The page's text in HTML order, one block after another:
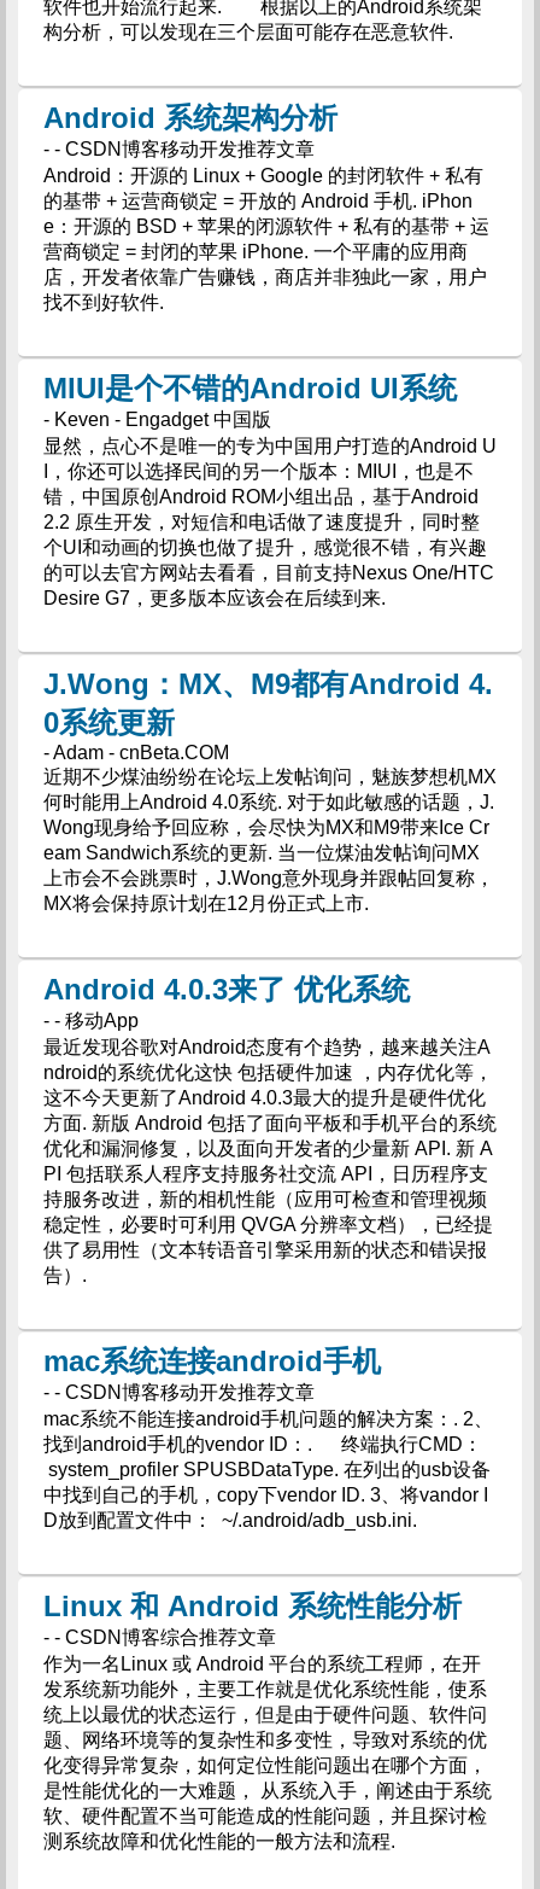
软件也开始流行起来. 根据以上的Android系统架
构分析，可以发现在三个层面可能存在恶意软件.
Android 系统架构分析
- - CSDN博客移动开发推荐文章
Android：开源的 Linux + Google 的封闭软件 + 私有
的基带 + 运营商锁定 = 开放的 Android 手机. iPhon
e：开源的 BSD + 苹果的闭源软件 + 私有的基带 + 运
营商锁定 = 封闭的苹果 iPhone. 一个平庸的应用商
店，开发者依靠广告赚钱，商店并非独此一家，用户
找不到好软件.
MIUI是个不错的Android UI系统
- Keven - Engadget 中国版
显然，点心不是唯一的专为中国用户打造的Android U
I，你还可以选择民间的另一个版本：MIUI，也是不
错，中国原创Android ROM小组出品，基于Android
2.2 原生开发，对短信和电话做了速度提升，同时整
个UI和动画的切换也做了提升，感觉很不错，有兴趣
的可以去官方网站去看看，目前支持Nexus One/HTC
Desire G7，更多版本应该会在后续到来.
J.Wong：MX、M9都有Android 4.
0系统更新
- Adam - cnBeta.COM
近期不少煤油纷纷在论坛上发帖询问，魅族梦想机MX
何时能用上Android 4.0系统. 对于如此敏感的话题，J.
Wong现身给予回应称，会尽快为MX和M9带来Ice Cr
eam Sandwich系统的更新. 当一位煤油发帖询问MX
上市会不会跳票时，J.Wong意外现身并跟帖回复称，
MX将会保持原计划在12月份正式上市.
Android 4.0.3来了 优化系统
- - 移动App
最近发现谷歌对Android态度有个趋势，越来越关注A
ndroid的系统优化这快 包括硬件加速 ，内存优化等，
这不今天更新了Android 4.0.3最大的提升是硬件优化
方面. 新版 Android 包括了面向平板和手机平台的系统
优化和漏洞修复，以及面向开发者的少量新 API. 新 A
PI 包括联系人程序支持服务社交流 API，日历程序支
持服务改进，新的相机性能（应用可检查和管理视频
稳定性，必要时可利用 QVGA 分辨率文档），已经提
供了易用性（文本转语音引擎采用新的状态和错误报
告）.
mac系统连接android手机
- - CSDN博客移动开发推荐文章
mac系统不能连接android手机问题的解决方案：. 2、
找到android手机的vendor ID：. 终端执行CMD：
system_profiler SPUSBDataType. 在列出的usb设备
中找到自己的手机，copy下vendor ID. 3、将vandor I
D放到配置文件中： ~/.android/adb_usb.ini.
Linux 和 Android 系统性能分析
- - CSDN博客综合推荐文章
作为一名Linux 或 Android 平台的系统工程师，在开
发系统新功能外，主要工作就是优化系统性能，使系
统上以最优的状态运行，但是由于硬件问题、软件问
题、网络环境等的复杂性和多变性，导致对系统的优
化变得异常复杂，如何定位性能问题出在哪个方面，
是性能优化的一大难题， 从系统入手，阐述由于系统
软、硬件配置不当可能造成的性能问题，并且探讨检
测系统故障和优化性能的一般方法和流程.